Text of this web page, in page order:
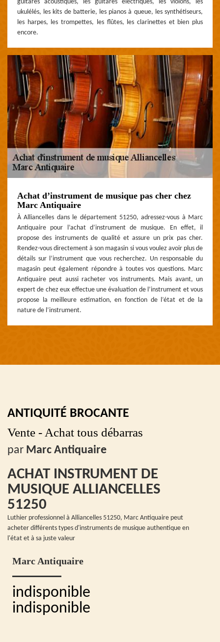
guitares acoustiques, les guitares électriques, les violons, les
ukulélés, les kits de batterie, les pianos à queue, les synthétiseurs,
les harpes, les trompettes, les flûtes, les clarinettes et bien plus
encore.
Achat d’instrument de musique pas cher chez
Marc Antiquaire
À Alliancelles dans le département 51250, adressez-vous à Marc
Antiquaire pour l’achat d’instrument de musique. En effet, il
propose des instruments de qualité et assure un prix pas cher.
Rendez-vous directement à son magasin si vous voulez avoir plus de
détails sur l’instrument que vous recherchez. Un responsable du
magasin peut également répondre à toutes vos questions. Marc
Antiquaire peut aussi racheter vos instruments. Mais avant, un
expert de chez eux effectue une évaluation de l’instrument et vous
propose la meilleure estimation, en fonction de l’état et de la
nature de l’instrument.
ANTIQUITÉ BROCANTE
Vente - Achat tous débarras
par Marc Antiquaire
ACHAT INSTRUMENT DE
MUSIQUE ALLIANCELLES
51250
Luthier professionnel à Alliancelles 51250, Marc Antiquaire peut
acheter différents types d'instruments de musique authentique en
l'état et à sa juste valeur
Marc Antiquaire
indisponible
indisponible